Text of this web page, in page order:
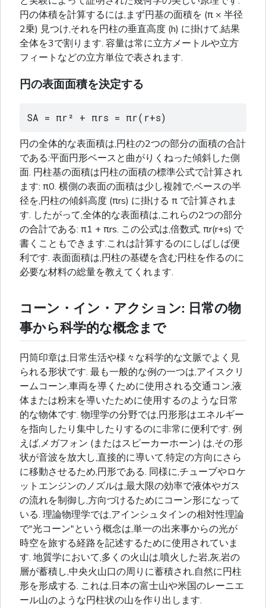
円の体積を計算するには,まず円基の面積を (π × 半径
2乗) 見つけ,それを円柱の垂直高度 (h) に掛けて,結果
全体を3で割ります. 容量は常に立方メートルや立方
フィートなどの立方単位で表されます.
円の表面面積を決定する
SA = πr² + πrs = πr(r+s)
円の全体的な表面積は,円柱の2つの部分の面積の合計
である:平面円形ベースと曲がりくねった傾斜した側
面. 円柱基の面積は円柱の面積の標準公式で計算され
ます: π0. 横側の表面の面積は少し複雑で,ベースの半
径を,円柱の傾斜高度 (πrs) に掛ける π で計算されま
す. したがって,全体的な表面積は,これらの2つの部分
の合計である: π1 + πrs. この公式は,倍数式, πr(r+s) で
書くこともできます.これは計算するのにしばしば便
利です. 表面面積は,円柱の基礎を含む円柱を作るのに
必要な材料の総量を教えてくれます.
コーン・イン・アクション: 日常の物
事から科学的な概念まで
円筒印章は,日常生活や様々な科学的な文脈でよく見
られる形状です. 最も一般的な例の一つは,アイスクリ
ームコーン,車両を導くために使用される交通コン,液
体または粉末を導いたために使用するのような日常
的な物体です. 物理学の分野では,円形形はエネルギー
を指向したり集中したりするのに非常に便利です. 例
えば,メガフォン (またはスピーカーホーン) は,その形
状が音波を放大し,直接的に導いて,特定の方向にさら
に移動させるため,円形である. 同様に,チューブやロケ
ットエンジンのノズルは,最大限の効率で液体やガス
の流れを制御し,方向づけるためにコーン形になって
いる. 理論物理学では,アインシュタインの相対性理論
で"光コーン"という概念は,単一の出来事からの光が
時空を旅する経路を記述するために使用されていま
す. 地質学において,多くの火山は,噴火した岩,灰,岩の
層が蓄積し,中央火山口の周りに蓄積され,自然に円柱
形を形成する. これは,日本の富士山や米国のレーニエ
ール山のような円柱状の山を作り出します.